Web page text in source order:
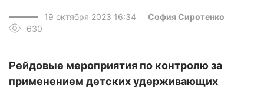
19 октября 2023 16:34
София Сиротенко
630
Рейдовые мероприятия по контролю за
применением детских удерживающих